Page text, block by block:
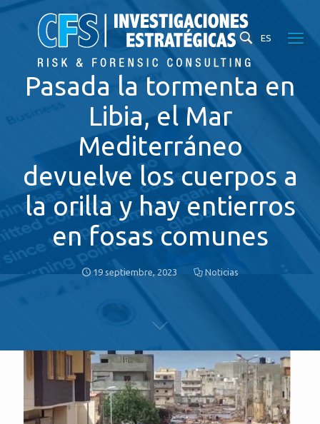
ES
Pasada la tormenta en
Libia, el Mar
Mediterráneo
devuelve los cuerpos a
la orilla y hay entierros
en fosas comunes
19 septiembre, 2023 Noticias